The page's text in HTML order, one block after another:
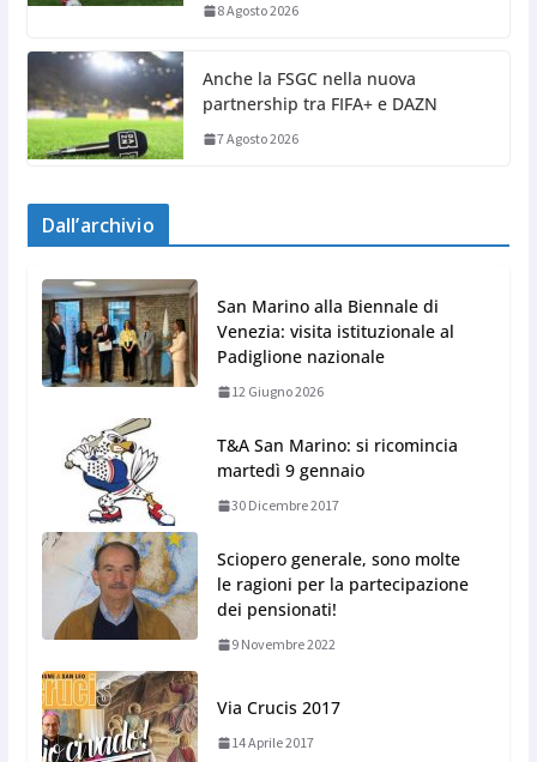
8 Agosto 2026
Anche la FSGC nella nuova
partnership tra FIFA+ e DAZN
7 Agosto 2026
Dall’archivio
San Marino alla Biennale di
Venezia: visita istituzionale al
Padiglione nazionale
12 Giugno 2026
T&A San Marino: si ricomincia
martedì 9 gennaio
30 Dicembre 2017
Sciopero generale, sono molte
le ragioni per la partecipazione
dei pensionati!
9 Novembre 2022
Via Crucis 2017
14 Aprile 2017